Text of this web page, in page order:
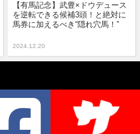
【有馬記念】武豊×ドウデュース
を逆転できる候補3頭！と絶対に
馬券に加えるべき“隠れ穴馬！”
2024.12.20